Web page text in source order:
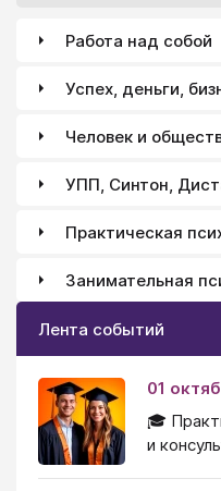
Работа над собой
Успех, деньги,
Человек и
УПП, Синтон,
Практическая
Занимательная
Лента событий
01
🎓
и